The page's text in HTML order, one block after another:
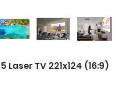
Laser TV 221x124 (16:9)